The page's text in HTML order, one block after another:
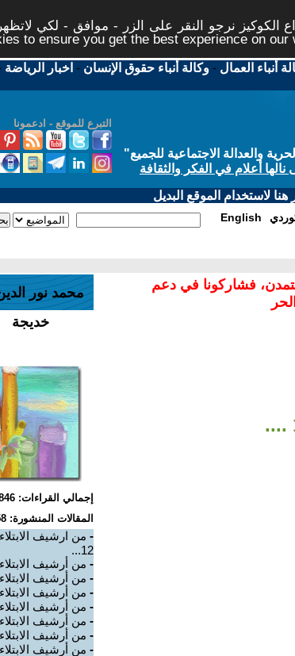
نرجو النقر على الزر - موافق - لكي
to ensure you get the best experience on our
أنباء العمال -وكالة أنباء حقوق الإنسان - اخبار الرياضة
التبرع للموقع - ادعمونا
والعدالة الاجتماعية للجميع"
أعلام في الفكر والثقافة
لاستخدام الموقع البديل
English
فشاركونا في دعم
محمد نور
خديجة
إجمالي القراءات: 3,502,846
المقالات المنشورة: 958
- من ارشيف الابتلاء
12...
- من أرشيف الابتلاء 11...
- من أرشيف الابتلاء
- من أرشيف الابتلاء ..
- من أرشيف الابتلاء
- من أرشيف الابتلاء ..
- من أرشيف الابتلاء 6 ..
-